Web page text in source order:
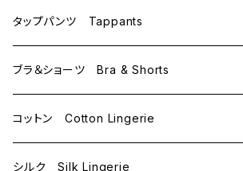
C75
D65
D70
E70
L
M
L
タップパンツ Tappants
ブラ＆ショーツ Bra & Shorts
コットン Cotton Lingerie
シルク Silk Lingerie